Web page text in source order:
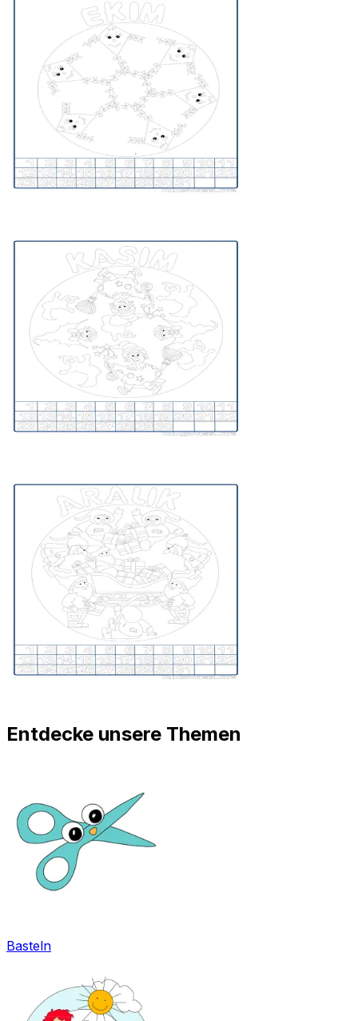
Entdecke unsere Themen
Basteln